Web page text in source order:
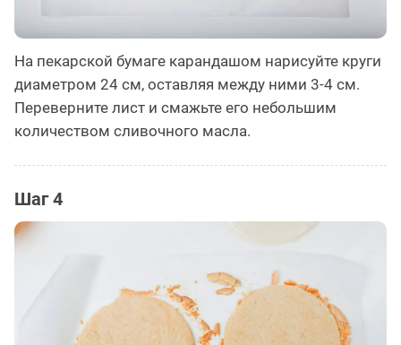
На пекарской бумаге карандашом нарисуйте круги
диаметром 24 см, оставляя между ними 3-4 см.
Переверните лист и смажьте его небольшим
количеством сливочного масла.
Шаг 4